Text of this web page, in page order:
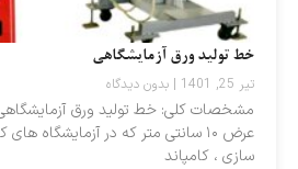
خط تولید ورق آزمایشگاهی
تیر 25, 1401 بدون دیدگاه
مشخصات کلی: خط تولید ورق
عرض ۱۰ سانتی متر که در آزمایشگاه
سازی ، کامپاند